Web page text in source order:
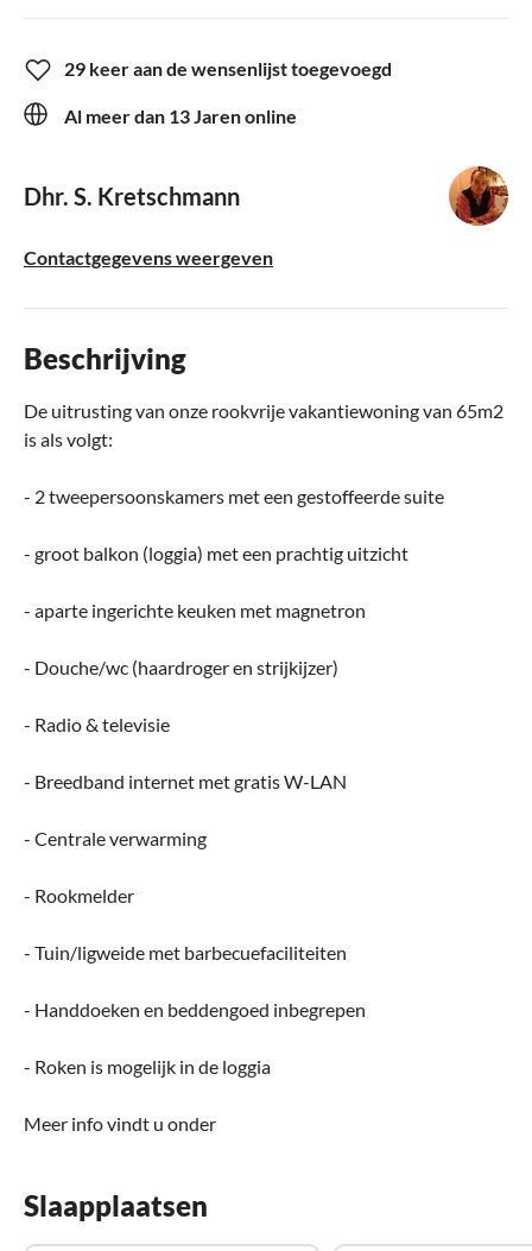
29 keer aan de wensenlijst toegevoegd
Al meer dan 13 Jaren online
Dhr. S. Kretschmann
Contactgegevens weergeven
Beschrijving
De uitrusting van onze rookvrije vakantiewoning van 65m2
is als volgt:
- 2 tweepersoonskamers met een gestoffeerde suite
- groot balkon (loggia) met een prachtig uitzicht
- aparte ingerichte keuken met magnetron
- Douche/wc (haardroger en strijkijzer)
- Radio & televisie
- Breedband internet met gratis W-LAN
- Centrale verwarming
- Rookmelder
- Tuin/ligweide met barbecuefaciliteiten
- Handdoeken en beddengoed inbegrepen
- Roken is mogelijk in de loggia
Meer info vindt u onder
Slaapplaatsen